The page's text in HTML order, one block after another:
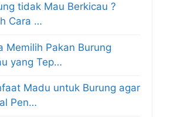
tidak Mau Berkicau ?
Cara …
Memilih Pakan Burung
yang Tep…
Madu untuk Burung agar
Pen…